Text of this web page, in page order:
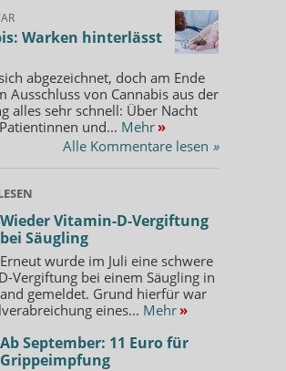
Warken hinterlässt
abgezeichnet, doch am Ende
Ausschluss von Cannabis aus der
alles sehr schnell: Über Nacht
und... Mehr »
Alle Kommentare lesen »
Wieder Vitamin-D-Vergiftung
bei Säugling
Erneut wurde im Juli eine schwere
Vergiftung bei einem Säugling in
gemeldet. Grund hierfür war
eines... Mehr »
Ab September: 11 Euro für
Grippeimpfung